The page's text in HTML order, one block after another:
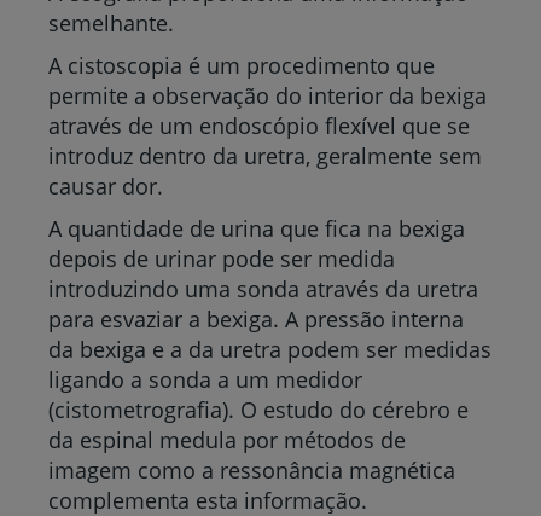
semelhante.
A cistoscopia é um procedimento que
permite a observação do interior da bexiga
através de um endoscópio flexível que se
introduz dentro da uretra, geralmente sem
causar dor.
A quantidade de urina que fica na bexiga
depois de urinar pode ser medida
introduzindo uma sonda através da uretra
para esvaziar a bexiga. A pressão interna
da bexiga e a da uretra podem ser medidas
ligando a sonda a um medidor
(cistometrografia). O estudo do cérebro e
da espinal medula por métodos de
imagem como a ressonância magnética
complementa esta informação.